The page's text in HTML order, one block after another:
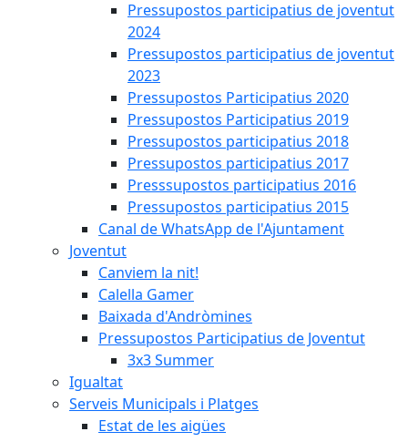
Pressupostos participatius de joventut
2024
Pressupostos participatius de joventut
2023
Pressupostos Participatius 2020
Pressupostos Participatius 2019
Pressupostos participatius 2018
Pressupostos participatius 2017
Presssupostos participatius 2016
Pressupostos participatius 2015
Canal de WhatsApp de l'Ajuntament
Joventut
Canviem la nit!
Calella Gamer
Baixada d'Andròmines
Pressupostos Participatius de Joventut
3x3 Summer
Igualtat
Serveis Municipals i Platges
Estat de les aigües